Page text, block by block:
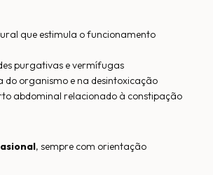
que estimula o funcionamento
purgativas e vermífugas
do organismo e na desintoxicação
abdominal relacionado à constipação
, sempre com orientação